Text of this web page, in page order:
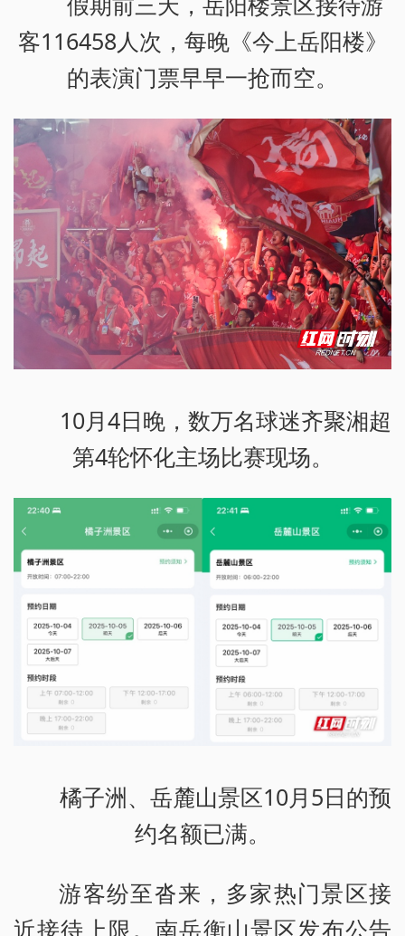
客116458人次，每晚《今上岳阳楼》
的表演门票早早一抢而空。
10月4日晚，数万名球迷齐聚湘超
第4轮怀化主场比赛现场。
橘子洲、岳麓山景区10月5日的预
约名额已满。
游客纷至沓来，多家热门景区接
近接待上限。南岳衡山景区发布公告